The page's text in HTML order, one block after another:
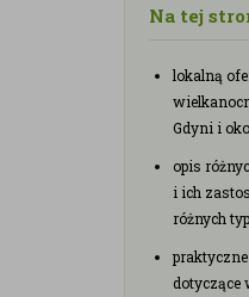
Na tej
lokalną
Gdyni i
opis
i ich
różnych
dotyczące